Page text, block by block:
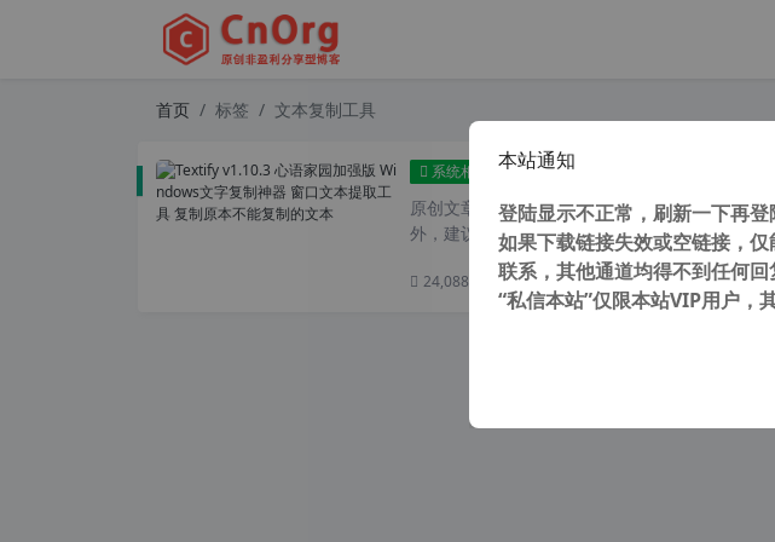
首页 标签 文本复制工具
系统相关 Textify v1.10.3 心语家园加强版 Windows文字复制神器
原创文章，转载请注明： 转载自
外，建议避开晚上的访问高...
24,088 次浏览次阅读
本站通知
登陆显示不正常，刷新一下再登
如果下载链接失效或空链接，
联系，其他通道均得不到任何
“私信本站”仅限本站VIP用户，